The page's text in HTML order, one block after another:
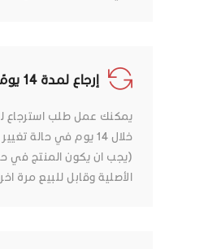
إرجاع لمدة 14 يومًا
يمكنك عمل طلب استرجاع
خلال 14 يوم في حالة
(يجب ان يكون المنتج في
الأصلية وقابل للبيع مرة